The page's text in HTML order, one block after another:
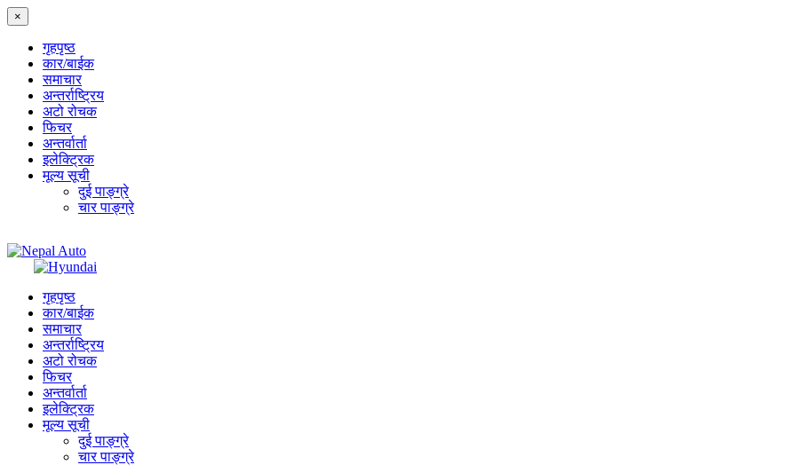
×
गृहपृष्‍ठ
कार/बाईक
समाचार
अन्तर्राष्ट्रिय
अटो रोचक
फिचर
अन्तर्वार्ता
इलेक्ट्रिक
मूल्य सूची
दुई पाङ्ग्रे
चार पाङ्ग्रे
गृहपृष्‍ठ
कार/बाईक
समाचार
अन्तर्राष्ट्रिय
अटो रोचक
फिचर
अन्तर्वार्ता
इलेक्ट्रिक
मूल्य सूची
दुई पाङ्ग्रे
चार पाङ्ग्रे